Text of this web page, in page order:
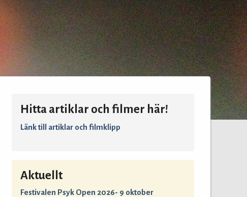
Hitta artiklar och filmer här!
Länk till artiklar och filmklipp
Aktuellt
Festivalen Psyk Open 2026- 9 oktober